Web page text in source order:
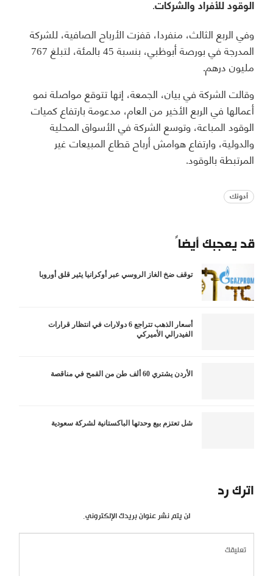
الوقود للأفراد والشركات.
وفي الربع الثالث، منفردا، قفزت الأرباح الصافية، للشركة
المدرجة في بورصة أبوظبي، بنسبة 45 بالمئة، لتبلغ 767
مليون درهم.
وقالت الشركة في بيان، الجمعة، إنها تتوقع مواصلة نمو
أعمالها في الربع الأخير من العام، مدعومة بارتفاع كميات
الوقود المباعة، وتوسع الشركة في الأسواق المحلية
والدولية، وارتفاع هوامش أرباح قطاع المبيعات غير
المرتبطة بالوقود.
أدونك
قد يعجبك أيضاً
توقف ضخ الغاز الروسي عبر أوكرانيا يثير قلق أوروبا
أسعار الذهب تتراجع 6 دولارات في انتظار قرارات
الفيدرالي الأميركي
الأردن يشتري 60 ألف طن من القمح في مناقصة
شل تعتزم بيع وحدتها الباكستانية لشركة سعودية
اترك رد
لن يتم نشر عنوان بريدك الإلكتروني.